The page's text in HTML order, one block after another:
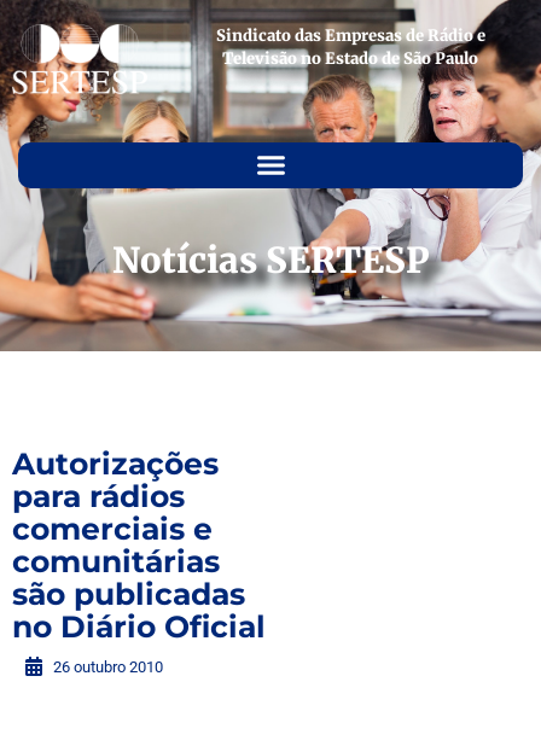
Sindicato das Empresas de Rádio e
Televisão no Estado de São Paulo
Notícias SERTESP
Autorizações
para rádios
comerciais e
comunitárias
são publicadas
no Diário Oficial
26 outubro 2010